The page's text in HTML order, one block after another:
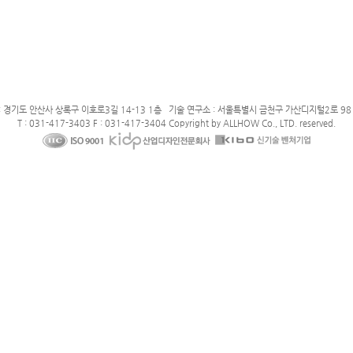
기도 안산사 상록구 이호로3길 14-13 1층 기술 연구소 : 서울특별시 금천구 가산디지털2로
T : 031-417-3403 F : 031-417-3404 Copyright by ALLHOW Co., LTD. reserved.